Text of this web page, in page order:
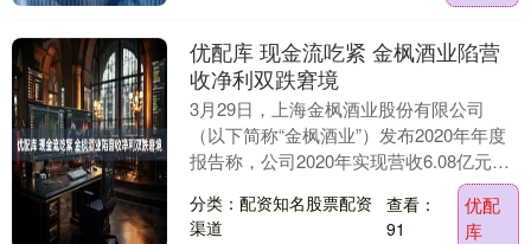
优配库 现金流吃紧 金枫酒业陷营
收净利双跌窘境
3月29日，上海金枫酒业股份有限公司
（以下简称“金枫酒业”）发布2020年年度
报告称，公司2020年实现营收6.08亿元，
同比下降35.61%，净利润为1223....
分类：配资知名股票配资
渠道
查看：
91
优配
库